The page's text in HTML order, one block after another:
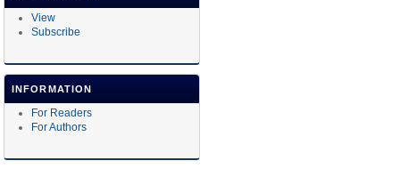
View
Subscribe
INFORMATION
For Readers
For Authors